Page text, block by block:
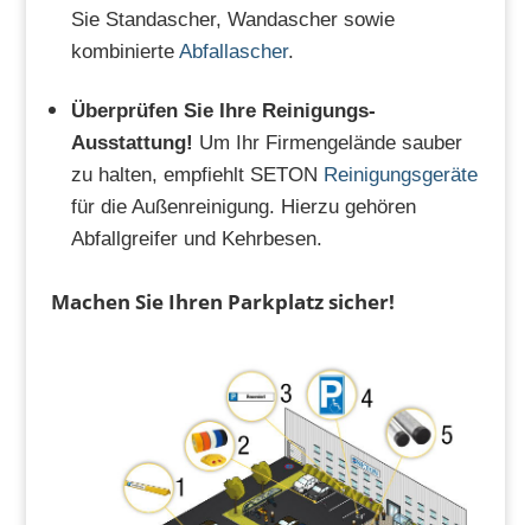
Sie Standascher, Wandascher sowie
kombinierte Abfallascher.
Überprüfen Sie Ihre Reinigungs-
Ausstattung! Um Ihr Firmengelände sauber
zu halten, empfiehlt SETON Reinigungsgeräte
für die Außenreinigung. Hierzu gehören
Abfallgreifer und Kehrbesen.
Machen Sie Ihren Parkplatz sicher!